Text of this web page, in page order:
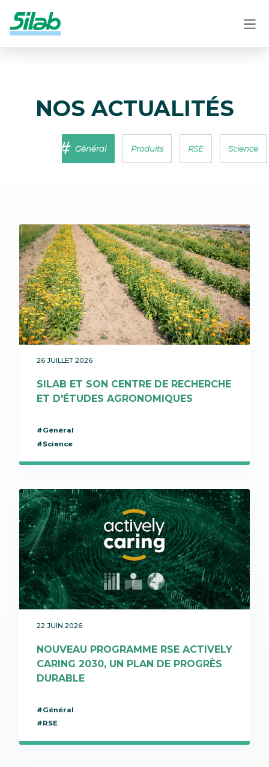
NOS ACTUALITÉS
Général Produits RSE Science
26 JUILLET 2026
SILAB ET SON CENTRE DE RECHERCHE
ET D'ÉTUDES AGRONOMIQUES
#Général
#Science
22 JUIN 2026
NOUVEAU PROGRAMME RSE ACTIVELY
CARING 2030, UN PLAN DE PROGRÈS
DURABLE
#Général
#RSE